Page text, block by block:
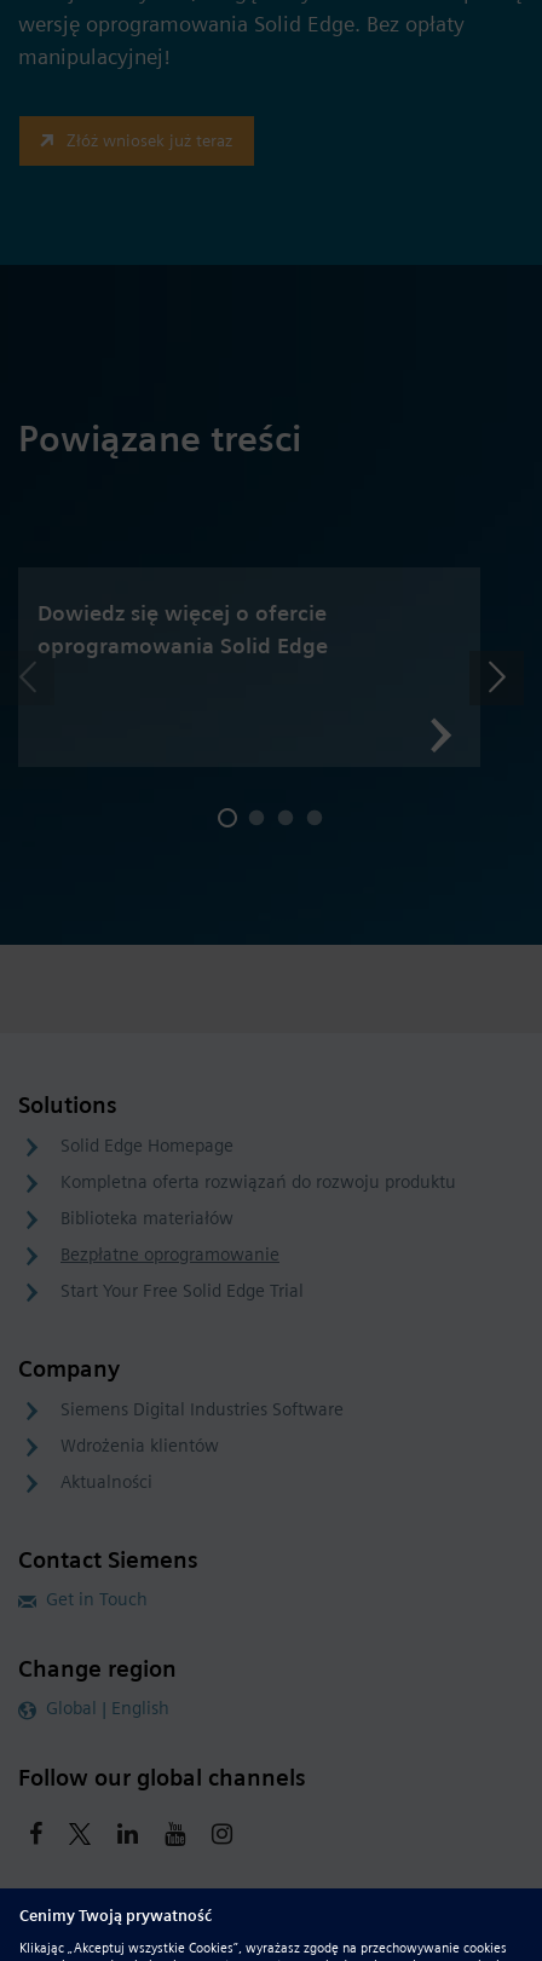
wersję oprogramowania Solid Edge. Bez opłaty
manipulacyjnej!
Złóż wniosek już teraz
Powiązane treści
Dowiedz się więcej o ofercie
oprogramowania Solid Edge
Solutions
Solid Edge Homepage
Kompletna oferta rozwiązań do rozwoju produktu
Biblioteka materiałów
Bezpłatne oprogramowanie
Start Your Free Solid Edge Trial
Company
Siemens Digital Industries Software
Wdrożenia klientów
Aktualności
Contact Siemens
Get in Touch
Change region
Global | English
Follow our global channels
siemens.com Global Website